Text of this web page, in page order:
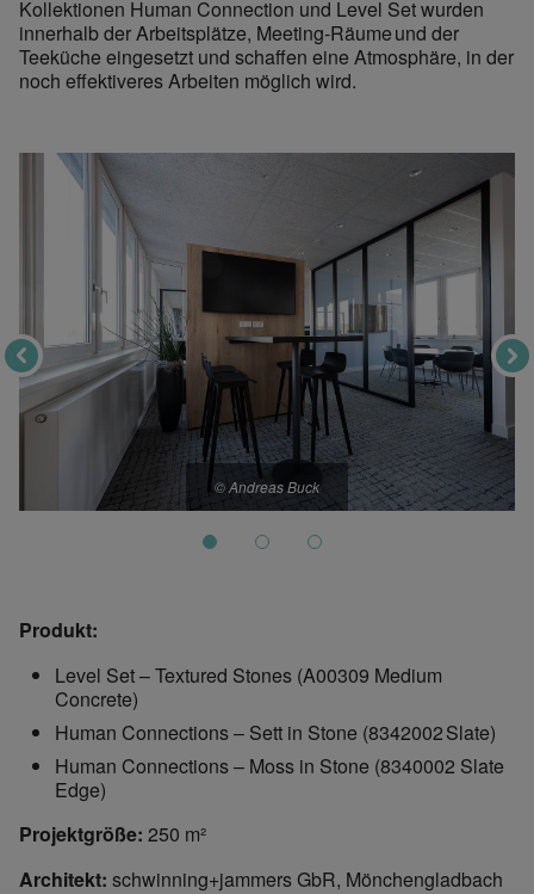
Kollektionen Human Connection und Level Set wurden
innerhalb der Arbeitsplätze, Meeting-Räume und der
Teeküche eingesetzt und schaffen eine Atmosphäre, in der
noch effektiveres Arbeiten möglich wird.
© Andreas Buck
Produkt:
Level Set – Textured Stones (A00309 Medium
Concrete)
Human Connections – Sett in Stone (8342002 Slate)
Human Connections – Moss in Stone (8340002 Slate
Edge)
Projektgröße: 250 m²
Architekt: schwinning+jammers GbR, Mönchengladbach